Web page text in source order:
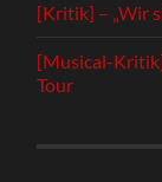
[Kritik] – „Wir
[Musical-
Tour